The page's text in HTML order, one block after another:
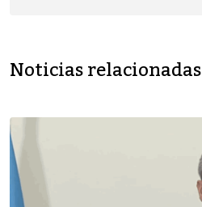
Noticias relacionadas